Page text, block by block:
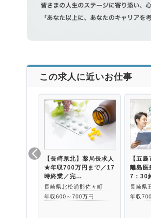
この求人に近いお仕事
【長崎県北】薬局長求人
★年収700万円まで／17
時終業／完…
長崎県北松浦郡佐々町
年収600～700万円
【五
離島医
7：30
長崎県
年収